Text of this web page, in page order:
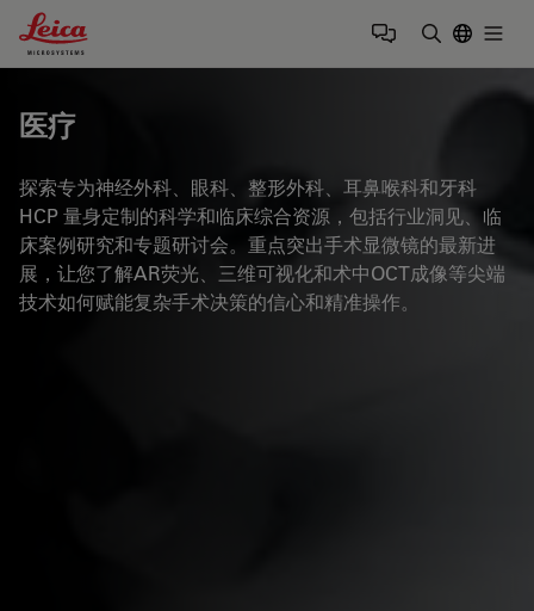
Leica Microsystems Logo
医疗
探索专为神经外科、眼科、整形外科、耳鼻喉科和牙科
HCP 量身定制的科学和临床综合资源，包括行业洞见、临
床案例研究和专题研讨会。重点突出手术显微镜的最新进
展，让您了解AR荧光、三维可视化和术中OCT成像等尖端
技术如何赋能复杂手术决策的信心和精准操作。